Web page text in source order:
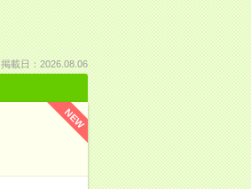
掲載日：2026.08.06
NEW